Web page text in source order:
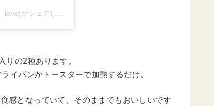
業務スーパーレポ 大家族のママ 購入品(@gyomusuper_love)がシェアした投稿
の2種あります。
イパンかトースターで加熱するだけ。
感となっていて、そのままでもおいしいです